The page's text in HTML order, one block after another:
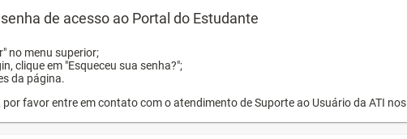
de acesso ao Portal do Estudante
no menu superior;
clique em "Esqueceu sua senha?";
da página.
por favor entre em contato com o atendimento de Suporte ao Usuário da ATI nos